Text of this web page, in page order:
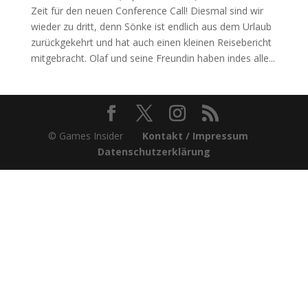
Zeit für den neuen Conference Call! Diesmal sind wir
wieder zu dritt, denn Sönke ist endlich aus dem Urlaub
zurückgekehrt und hat auch einen kleinen Reisebericht
mitgebracht. Olaf und seine Freundin haben indes alle...
© Games Insider Kontakt / Impressum
Datenschutzerklärung